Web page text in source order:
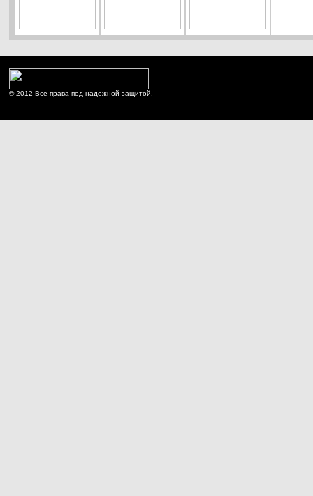
© 2012 Все права под надежной защитой.